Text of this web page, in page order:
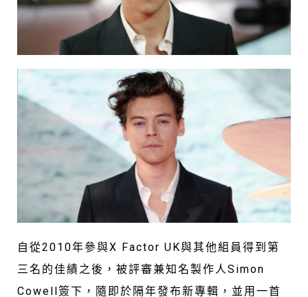
自從2010年參與X Factor UK與其他組員得到第
三名的佳績之後，被評審兼知名製作人Simon
Cowell簽下，隨即於隔年發布新專輯，並用一首